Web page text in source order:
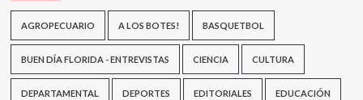
AGROPECUARIO A LOS BOTES! BASQUETBOL
BUEN DÍA FLORIDA - ENTREVISTAS CIENCIA CULTURA
DEPARTAMENTAL DEPORTES EDITORIALES EDUCACIÓN